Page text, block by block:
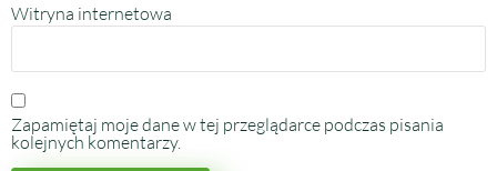
Witryna internetowa
Zapamiętaj moje dane w tej przeglądarce podczas pisania
kolejnych komentarzy.